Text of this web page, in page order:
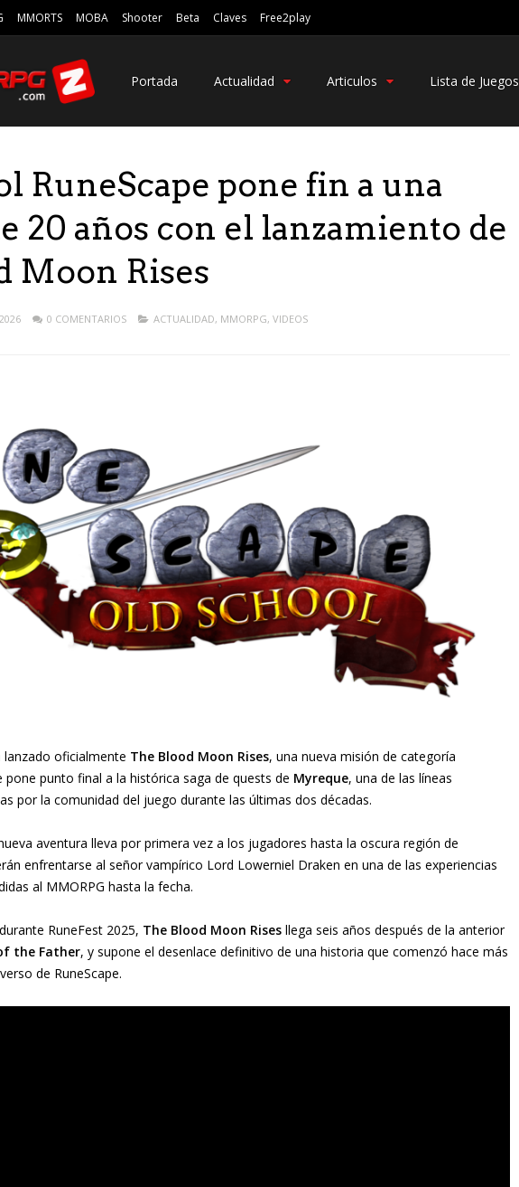
MMORTS MOBA Shooter Beta Claves Free2play
Portada Actualidad Articulos Lista de Juegos
RuneScape pone fin a una
20 años con el lanzamiento de
Moon Rises
0 COMENTARIOS ACTUALIDAD, MMORPG, VIDEOS
lanzado oficialmente The Blood Moon Rises, una nueva misión de categoría
pone punto final a la histórica saga de quests de Myreque, una de las líneas
por la comunidad del juego durante las últimas dos décadas.
aventura lleva por primera vez a los jugadores hasta la oscura región de
enfrentarse al señor vampírico Lord Lowerniel Draken en una de las experiencias
al MMORPG hasta la fecha.
RuneFest 2025, The Blood Moon Rises llega seis años después de la anterior
the Father, y supone el desenlace definitivo de una historia que comenzó hace más
de RuneScape.